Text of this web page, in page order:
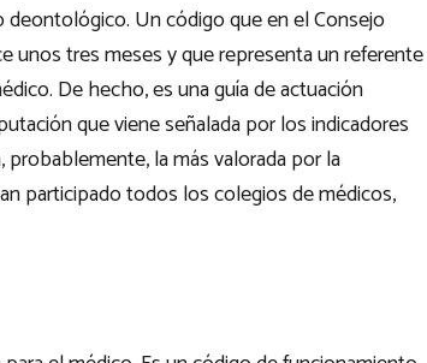
Un código que en el Consejo
unos tres meses y que representa un referente
De hecho, es una guía de actuación
que viene señalada por los indicadores
probablemente, la más valorada por la
participado todos los colegios de médicos,